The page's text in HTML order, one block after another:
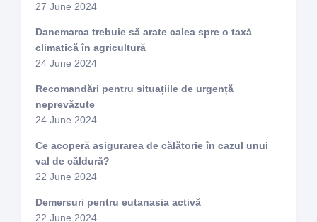
27 June 2024
Danemarca trebuie să arate calea spre o taxă
climatică în agricultură
24 June 2024
Recomandări pentru situațiile de urgență
neprevăzute
24 June 2024
Ce acoperă asigurarea de călătorie în cazul unui
val de căldură?
22 June 2024
Demersuri pentru eutanasia activă
22 June 2024